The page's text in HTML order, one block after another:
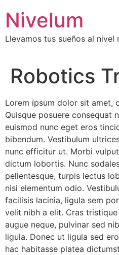
contenido
Nivelum
Llevamos tus sueños al nivel
Robotics
Lorem ipsum dolor sit amet,
Quisque posuere consequat
euismod nunc eget eros
bibendum. Vestibulum
nunc efficitur ut. Morbi
dictum lobortis. Nunc
pellentesque, turpis lectus
nisi elementum odio.
facilisis lacinia, ligula sem
velit nibh a elit. Cras
augue neque, pulvinar sed
ligula. Donec ut ligula sed
hac habitasse platea